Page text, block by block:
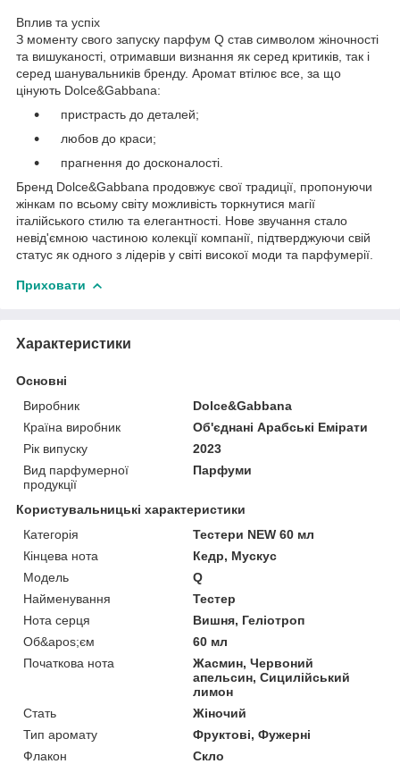
Вплив та успіх
З моменту свого запуску парфум Q став символом жіночності
та вишуканості, отримавши визнання як серед критиків, так і
серед шанувальників бренду. Аромат втілює все, за що
цінують Dolce&Gabbana:
пристрасть до деталей;
любов до краси;
прагнення до досконалості.
Бренд Dolce&Gabbana продовжує свої традиції, пропонуючи
жінкам по всьому світу можливість торкнутися магії
італійського стилю та елегантності. Нове звучання стало
невід'ємною частиною колекції компанії, підтверджуючи свій
статус як одного з лідерів у світі високої моди та парфумерії.
Приховати
Характеристики
Основні
Виробник
Dolce&Gabbana
Країна виробник
Об'єднані Арабські Емірати
Рік випуску
2023
Вид парфумерної
продукції
Парфуми
Користувальницькі характеристики
Категорія
Тестери NEW 60 мл
Кінцева нота
Кедр, Мускус
Мoдель
Q
Найменування
Тестер
Нота серця
Вишня, Геліотроп
Об&apos;єм
60 мл
Початкова нота
Жасмин, Червоний
апельсин, Сицилійський
лимон
Стать
Жіночий
Тип аромату
Фруктові, Фужерні
Флакон
Скло